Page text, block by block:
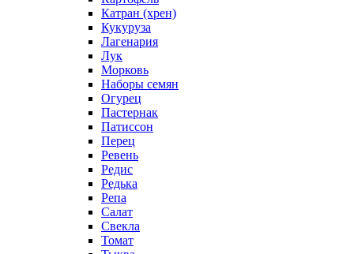
Катран (хрен)
Кукуруза
Лагенария
Лук
Морковь
Наборы семян
Огурец
Пастернак
Патиссон
Перец
Ревень
Редис
Редька
Репа
Салат
Свекла
Томат